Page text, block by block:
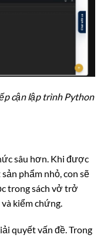
cận lập trình Python
sâu hơn. Khi được
phẩm nhỏ, con sẽ
trong sách vở trở
kiểm chứng.
quyết vấn đề. Trong